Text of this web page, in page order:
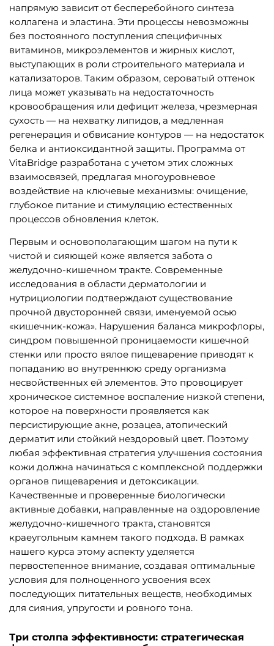
напрямую зависит от бесперебойного синтеза
коллагена и эластина. Эти процессы невозможны
без постоянного поступления специфичных
витаминов, микроэлементов и жирных кислот,
выступающих в роли строительного материала и
катализаторов. Таким образом, сероватый оттенок
лица может указывать на недостаточность
кровообращения или дефицит железа, чрезмерная
сухость — на нехватку липидов, а медленная
регенерация и обвисание контуров — на недостаток
белка и антиоксидантной защиты. Программа от
VitaBridge разработана с учетом этих сложных
взаимосвязей, предлагая многоуровневое
воздействие на ключевые механизмы: очищение,
глубокое питание и стимуляцию естественных
процессов обновления клеток.
Первым и основополагающим шагом на пути к
чистой и сияющей коже является забота о
желудочно-кишечном тракте. Современные
исследования в области дерматологии и
нутрициологии подтверждают существование
прочной двусторонней связи, именуемой осью
«кишечник-кожа». Нарушения баланса микрофлоры,
синдром повышенной проницаемости кишечной
стенки или просто вялое пищеварение приводят к
попаданию во внутреннюю среду организма
несвойственных ей элементов. Это провоцирует
хроническое системное воспаление низкой степени,
которое на поверхности проявляется как
персистирующие акне, розацеа, атопический
дерматит или стойкий нездоровый цвет. Поэтому
любая эффективная стратегия улучшения состояния
кожи должна начинаться с комплексной поддержки
органов пищеварения и детоксикации.
Качественные и проверенные биологически
активные добавки, направленные на оздоровление
желудочно-кишечного тракта, становятся
краеугольным камнем такого подхода. В рамках
нашего курса этому аспекту уделяется
первостепенное внимание, создавая оптимальные
условия для полноценного усвоения всех
последующих питательных веществ, необходимых
для сияния, упругости и ровного тона.
Три столпа эффективности: стратегическая